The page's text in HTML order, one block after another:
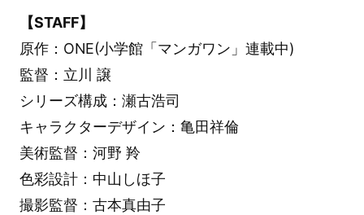
【STAFF】
原作：ONE(小学館「マンガワン」連載中)
監督：立川 譲
シリーズ構成：瀬古浩司
キャラクターデザイン：亀田祥倫
美術監督：河野 羚
色彩設計：中山しほ子
撮影監督：古本真由子